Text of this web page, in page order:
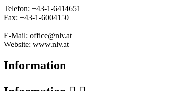
Telefon: +43-1-6414651
Fax: +43-1-6004150
E-Mail: office@nlv.at
Website: www.nlv.at
Information